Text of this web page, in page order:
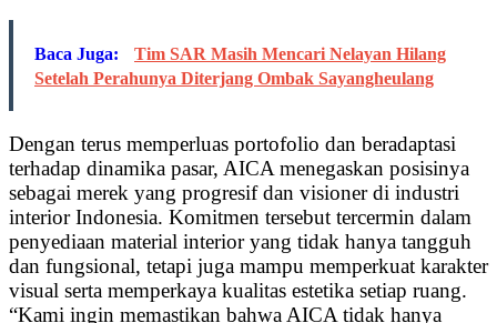
Baca Juga:
Tim SAR Masih Mencari Nelayan Hilang
Setelah Perahunya Diterjang Ombak Sayangheulang
Dengan terus memperluas portofolio dan beradaptasi
terhadap dinamika pasar, AICA menegaskan posisinya
sebagai merek yang progresif dan visioner di industri
interior Indonesia. Komitmen tersebut tercermin dalam
penyediaan material interior yang tidak hanya tangguh
dan fungsional, tetapi juga mampu memperkuat karakter
visual serta memperkaya kualitas estetika setiap ruang.
“Kami ingin memastikan bahwa AICA tidak hanya